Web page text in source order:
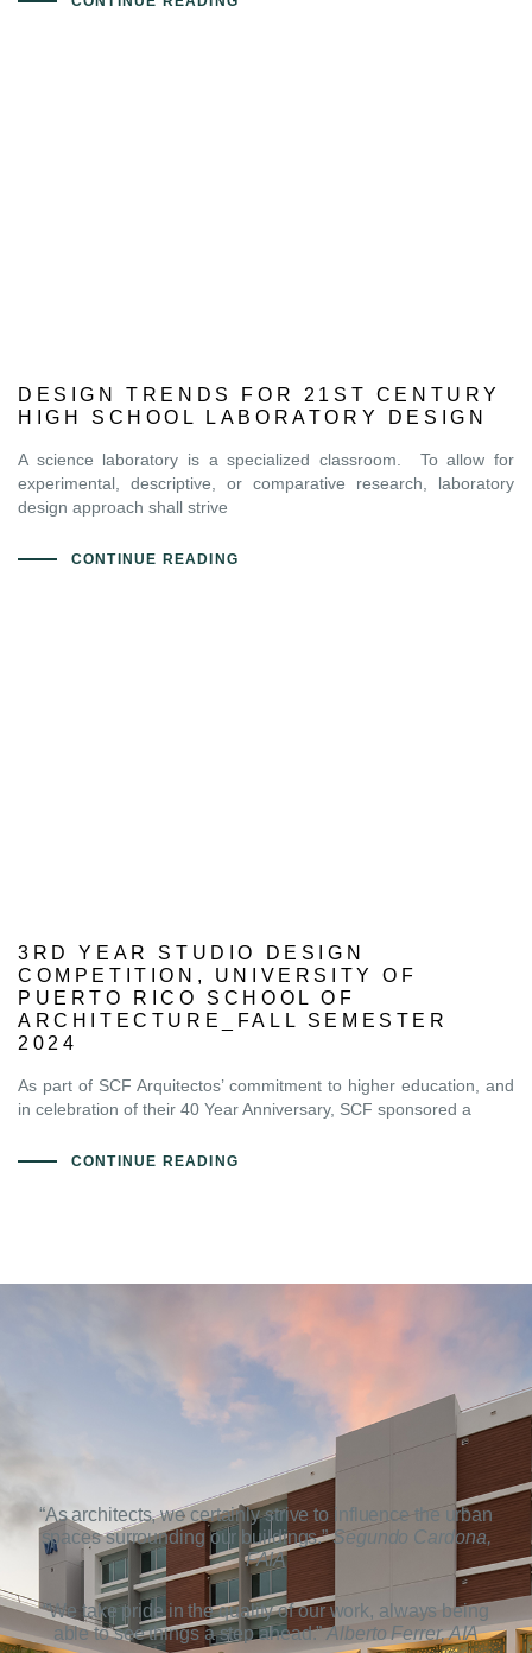
DESIGN TRENDS FOR 21ST CENTURY
HIGH SCHOOL LABORATORY DESIGN
A science laboratory is a specialized classroom. To allow for
experimental, descriptive, or comparative research, laboratory
design approach shall strive
CONTINUE READING
3RD YEAR STUDIO DESIGN
COMPETITION, UNIVERSITY OF
PUERTO RICO SCHOOL OF
ARCHITECTURE_FALL SEMESTER
2024
As part of SCF Arquitectos’ commitment to higher education, and
in celebration of their 40 Year Anniversary, SCF sponsored a
CONTINUE READING
“As architects, we certainly strive to influence the urban
spaces surrounding our buildings.”Segundo Cardona,
FAIA
“We take pride in the quality of our work, always being
able to see things a step ahead.”Alberto Ferrer, AIA